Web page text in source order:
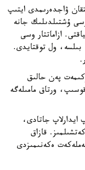
ۋاجدەرىمدى ايتىپ
ۇشتىلدىلىك جانە
ازاماتتار وسى
بىلسە، ول توقتايدى.
پەن حالىق
ورتاق مامىلەگە
جاتادى،
قازاق
ەكەنىمىزدى